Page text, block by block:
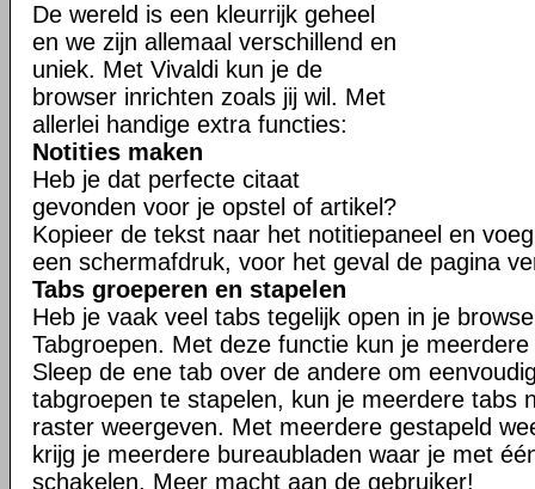
De wereld is een kleurrijk geheel
en we zijn allemaal verschillend en
uniek. Met Vivaldi kun je de
browser inrichten zoals jij wil. Met
allerlei handige extra functies:
Notities maken
Heb je dat perfecte citaat
gevonden voor je opstel of artikel?
Kopieer de tekst naar het notitiepaneel en
een schermafdruk, voor het geval de pagina
Tabs groeperen en stapelen
Heb je vaak veel tabs tegelijk open in je
Tabgroepen. Met deze functie kun je
Sleep de ene tab over de andere om
tabgroepen te stapelen, kun je meerdere tabs
raster weergeven. Met meerdere gestapeld
krijg je meerdere bureaubladen waar je met
schakelen. Meer macht aan de gebruiker!